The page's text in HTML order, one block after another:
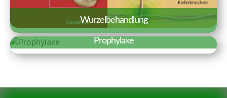
Wurzelbehandlung
Aufgabe und Ziel der Wurzelbehandlung
Prophylaxe
Grundstock für eine gute
Erfahren Sie mehr »